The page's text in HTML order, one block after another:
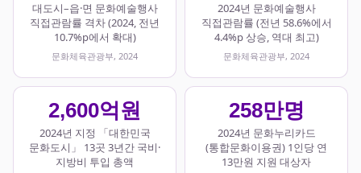
대도시–읍·면 문화예술행사
직접관람률 격차 (2024, 전년
10.7%p에서 확대)
문화체육관광부, 2024
2024년 문화예술행사
직접관람률 (전년 58.6%에서
4.4%p 상승, 역대 최고)
문화체육관광부, 2024
2,600억원
2024년 지정 「대한민국
문화도시」 13곳 3년간 국비·
지방비 투입 총액
258만명
2024년 문화누리카드
(통합문화이용권) 1인당 연
13만원 지원 대상자